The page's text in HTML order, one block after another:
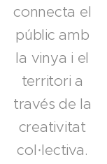
connecta el
públic amb
la vinya i el
territori a
través de la
creativitat
col·lectiva.